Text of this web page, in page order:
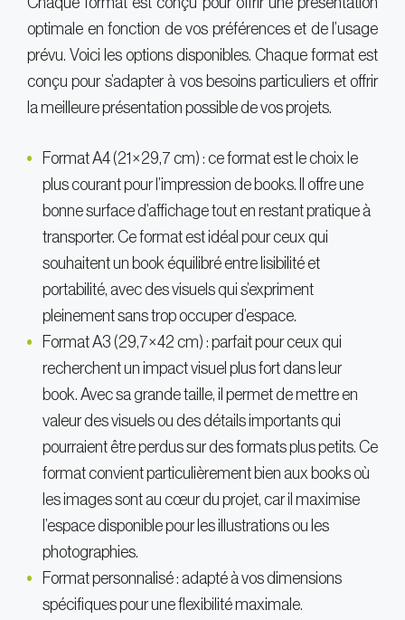
optimale en fonction de vos préférences et de l’usage
prévu. Voici les options disponibles. Chaque format est
conçu pour s’adapter à vos besoins particuliers et offrir
la meilleure présentation possible de vos projets.
Format A4 (21×29,7 cm) : ce format est le choix le
plus courant pour l’impression de books. Il offre une
bonne surface d’affichage tout en restant pratique à
transporter. Ce format est idéal pour ceux qui
souhaitent un book équilibré entre lisibilité et
portabilité, avec des visuels qui s’expriment
pleinement sans trop occuper d’espace.
Format A3 (29,7×42 cm) : parfait pour ceux qui
recherchent un impact visuel plus fort dans leur
book. Avec sa grande taille, il permet de mettre en
valeur des visuels ou des détails importants qui
pourraient être perdus sur des formats plus petits. Ce
format convient particulièrement bien aux books où
les images sont au cœur du projet, car il maximise
l’espace disponible pour les illustrations ou les
photographies.
Format personnalisé : adapté à vos dimensions
spécifiques pour une flexibilité maximale.